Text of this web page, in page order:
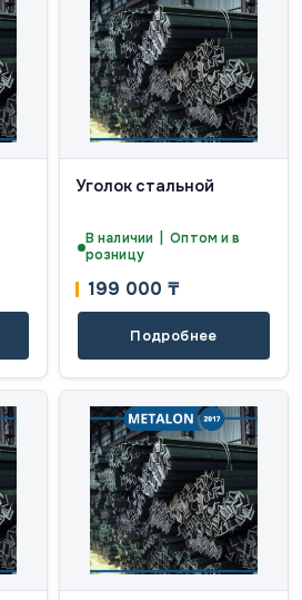
Уголок стальной
В наличии | Оптом и в
розницу
199 000 ₸
Подробнее